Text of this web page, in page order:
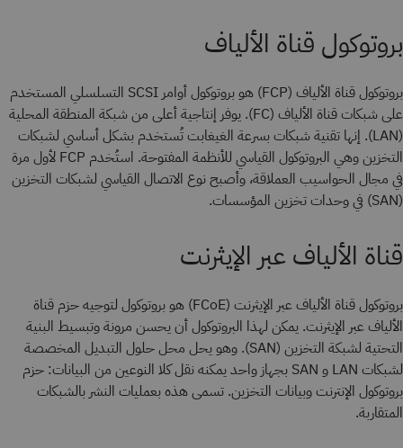
بروتوكول قناة الألياف
بروتوكول قناة الألياف (FCP) هو بروتوكول أوامر SCSI التسلسلي المستخدم
على شبكات قناة الألياف (FC). يوفر إنتاجية أعلى من شبكة المنطقة المحلية
(LAN). إنها تقنية شبكات بسرعة الغيغابت تُستخدم بشكل أساسي لشبكات
التخزين وهي البروتوكول القياسي للأنظمة المفتوحة. استُخدم FCP لأول مرة
في مجال الحواسيب العملاقة، وأصبح نوع الاتصال القياسي لشبكات التخزين
(SAN) في وحدات تخزين المؤسسات.
قناة الألياف عبر الإيثرنت
بروتوكول قناة الألياف عبر الإيثرنت (FCoE) هو بروتوكول لتوجيه حزم قناة
الألياف عبر الإيثرنت. يمكن لهذا البروتوكول أن يحسن مرونة وتبسيط البنية
التحتية لشبكة التخزين (SAN). وهو يحل محل حلول التبديل المخصصة
لشبكات LAN و SAN بجهاز واحد يمكنه نقل كلا النوعين من البيانات: حزم
بروتوكول الإنترنت وبيانات التخزين. تسمى هذه بعمليات النشر بالشبكات
المتقاربة.